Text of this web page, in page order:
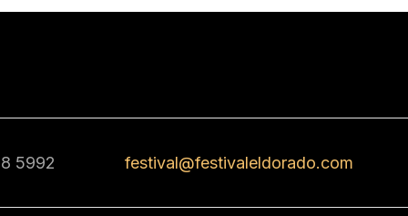
5992 festival@festivaleldorado.com